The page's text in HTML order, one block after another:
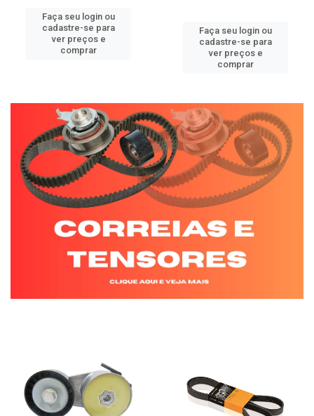
Faça seu login ou
cadastre-se para
ver preços e
comprar
Faça seu login ou
cadastre-se para
ver preços e
comprar